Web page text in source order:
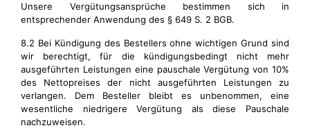
Unsere Vergütungsansprüche bestimmen sich in
entsprechender Anwendung des § 649 S. 2 BGB.
8.2 Bei Kündigung des Bestellers ohne wichtigen Grund sind
wir berechtigt, für die kündigungsbedingt nicht mehr
ausgeführten Leistungen eine pauschale Vergütung von 10%
des Nettopreises der nicht ausgeführten Leistungen zu
verlangen. Dem Besteller bleibt es unbenommen, eine
wesentliche niedrigere Vergütung als diese Pauschale
nachzuweisen.